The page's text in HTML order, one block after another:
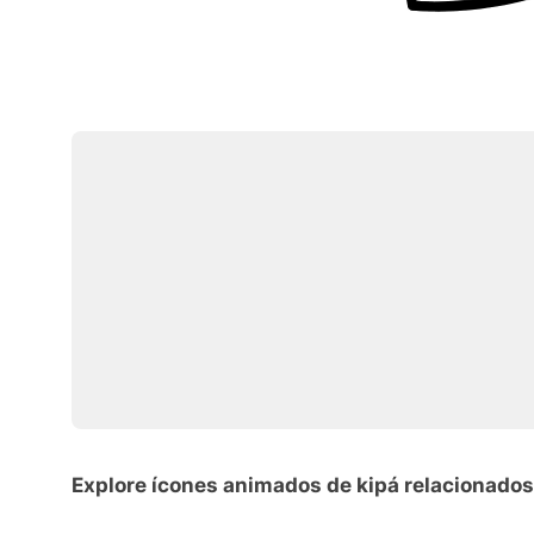
Explore ícones animados de kipá relacionados